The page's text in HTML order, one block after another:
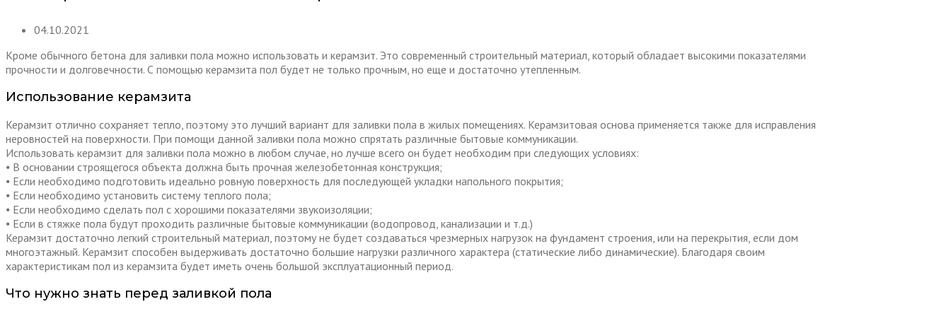
04.10.2021
Кроме обычного бетона для заливки пола можно использовать и керамзит. Это современный строительный материал, который обладает высокими показателями
прочности и долговечности. С помощью керамзита пол будет не только прочным, но еще и достаточно утепленным.
Использование керамзита
Керамзит отлично сохраняет тепло, поэтому это лучший вариант для заливки пола в жилых помещениях. Керамзитовая основа применяется также для исправления
неровностей на поверхности. При помощи данной заливки пола можно спрятать различные бытовые коммуникации.
Использовать керамзит для заливки пола можно в любом случае, но лучше всего он будет необходим при следующих условиях:
⦁ В основании строящегося объекта должна быть прочная железобетонная конструкция;
⦁ Если необходимо подготовить идеально ровную поверхность для последующей укладки напольного покрытия;
⦁ Если необходимо установить систему теплого пола;
⦁ Если необходимо сделать пол с хорошими показателями звукоизоляции;
⦁ Если в стяжке пола будут проходить различные бытовые коммуникации (водопровод, канализации и т.д.)
Керамзит достаточно легкий строительный материал, поэтому не будет создаваться чрезмерных нагрузок на фундамент строения, или на перекрытия, если дом
многоэтажный. Керамзит способен выдерживать достаточно большие нагрузки различного характера (статические либо динамические). Благодаря своим
характеристикам пол из керамзита будет иметь очень большой эксплуатационный период.
Что нужно знать перед заливкой пола